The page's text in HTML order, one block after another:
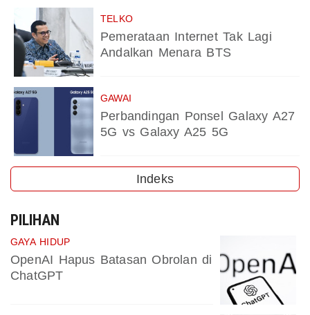
TELKO
Pemerataan Internet Tak Lagi
Andalkan Menara BTS
GAWAI
Perbandingan Ponsel Galaxy A27
5G vs Galaxy A25 5G
Indeks
PILIHAN
GAYA HIDUP
OpenAI Hapus Batasan Obrolan di
ChatGPT